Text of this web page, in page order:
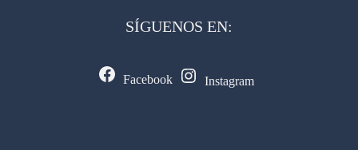
SÍGUENOS EN:
Facebook Instagram